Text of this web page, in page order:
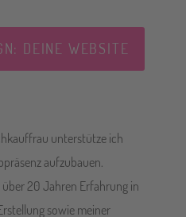
DEINE WEBSITE
unterstütze ich
aufzubauen.
20 Jahren Erfahrung in
sowie meiner